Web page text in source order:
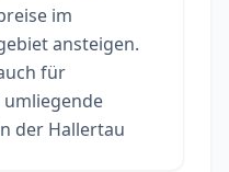
im
ansteigen.
für
umliegende
der Hallertau